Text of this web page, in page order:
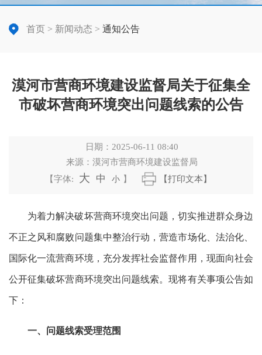
首页 > 新闻动态 > 通知公告
漠河市营商环境建设监督局关于征集全
市破坏营商环境突出问题线索的公告
日期： 2025-06-11 08:40
来源：漠河市营商环境建设监督局
【字体:
大 中 小 】 【打印文本】
为着力解决破坏营商环境突出问题，切实推进群众身边
不正之风和腐败问题集中整治行动，营造市场化、法治化、
国际化一流营商环境，充分发挥社会监督作用，现面向社会
公开征集破坏营商环境突出问题线索。现将有关事项公告如
下：
一、问题线索受理范围